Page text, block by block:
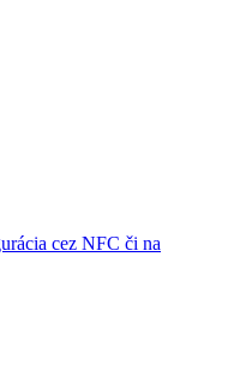
cez NFC či na